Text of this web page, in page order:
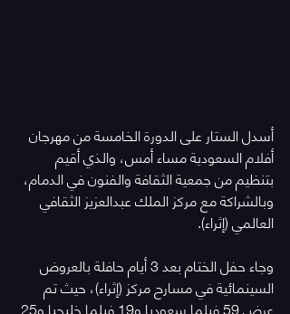
أسدل الستار على الدورة الخامسة من مهرجان
أفلام السعودية مساء أمس، والذي أقيم
بتنظيم من جمعية الثقافة والفنون في الدمام،
وبالشراكة مع مركز الملك عبدالعزيز الثقافي
العالمي (إثراء).
وجاء حفل الختام بعد 3 أيام حافلة بالعروض
السينمائية في مسارح مركز (إثراء)، حيث تم